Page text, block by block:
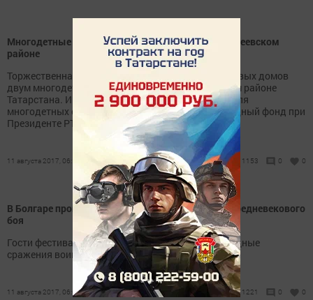
Многодетные семьи получили новые дома в Алькеевском
районе
Торжественная церемония вручения ключей от новых домов
двум многодетным семьям прошла в Алькеевском районе
Татарстана. Инвестором - застройщиком домов для
многодетных семей стал Государственный жилищный фонд при
Президенте РТ, сообщает ИА «Татар-информ».
11 августа 2017, 06:11 1153 0 0
В Болгаре пройдет Международный фестиваль средневекового
боя
Гости фестиваля «Великий Болгар» увидят зрелищные
сражения воинов Золотой Орды, Руси и Европы.
11 августа 2017, 06:03 1221 0 0